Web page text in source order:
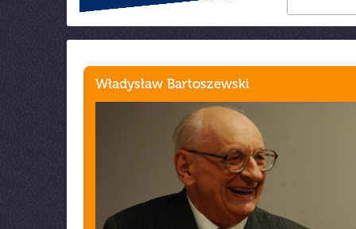
Władysław Bartoszewski